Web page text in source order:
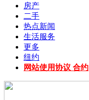
房产
二手
热点新闻
生活服务
更多
纽约
网站使用协议 合约